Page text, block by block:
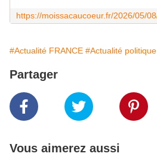
#Actualité FRANCE #Actualité politique
Partager
Vous aimerez aussi